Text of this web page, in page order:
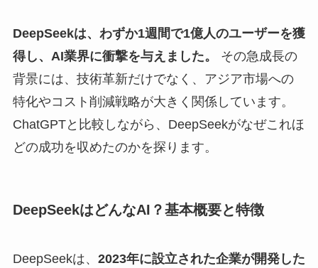
DeepSeekは、わずか1週間で1億人のユーザーを獲
得し、AI業界に衝撃を与えました。
その急成長の
背景には、技術革新だけでなく、アジア市場への
特化やコスト削減戦略が大きく関係しています。
ChatGPTと比較しながら、DeepSeekがなぜこれほ
どの成功を収めたのかを探ります。
DeepSeekはどんなAI？基本概要と特徴
DeepSeekは、 2023年に設立された企業が開発した